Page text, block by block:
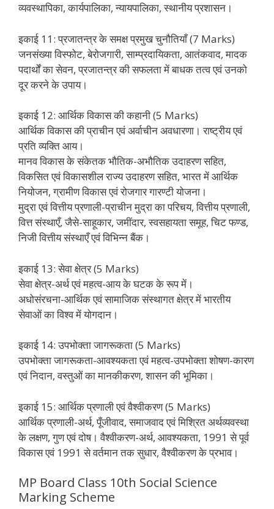
व्यवस्थापिका, कार्यपालिका, न्यायपालिका, स्थानीय प्रशासन।
इकाई 11: प्रजातन्त्र के समक्ष प्रमुख चुनौतियाँ (7 Marks)
जनसंख्या विस्फोट, बेरोजगारी, साम्प्रदायिकता, आतंकवाद, मादक
पदार्थों का सेवन, प्रजातन्त्र की सफलता में बाधक तत्व एवं उनको
दूर करने के उपाय।
इकाई 12: आर्थिक विकास की कहानी (5 Marks)
आर्थिक विकास की प्राचीन एवं अर्वाचीन अवधारणा। राष्ट्रीय एवं
प्रति व्यक्ति आय।
मानव विकास के संकेतक भौतिक-अभौतिक उदाहरण सहित,
विकसित एवं विकासशील राज्य उदाहरण सहित, भारत में आर्थिक
नियोजन, ग्रामीण विकास एवं रोजगार गारण्टी योजना।
मुद्रा एवं वित्तीय प्रणाली-प्राचीन मुद्रा का परिचय, वित्तीय प्रणाली,
वित्त संस्थाएँ, जैसे-साहूकार, जमींदार, स्वसहायता समूह, चिट फण्ड,
निजी वित्तीय संस्थाएँ एवं विभिन्न बैंक।
इकाई 13: सेवा क्षेत्र (5 Marks)
सेवा क्षेत्र-अर्थ एवं महत्व-आय के घटक के रूप में।
अधोसंरचना-आर्थिक एवं सामाजिक संस्थागत क्षेत्र में भारतीय
सेवाओं का विश्व में योगदान।
इकाई 14: उपभोक्ता जागरूकता (5 Marks)
उपभोक्ता जागरूकता-आवश्यकता एवं महत्व-उपभोक्ता शोषण-कारण
एवं निदान, वस्तुओं का मानकीकरण, शासन की भूमिका।
इकाई 15: आर्थिक प्रणाली एवं वैश्वीकरण (5 Marks)
आर्थिक प्रणाली-अर्थ, पूँजीवाद, समाजवाद एवं मिश्रित अर्थव्यवस्था
के लक्षण, गुण एवं दोष। वैश्वीकरण-अर्थ, आवश्यकता, 1991 से पूर्व
विकास एवं 1991 से वर्तमान तक सुधार, वैश्वीकरण के प्रभाव।
MP Board Class 10th Social Science
Marking Scheme